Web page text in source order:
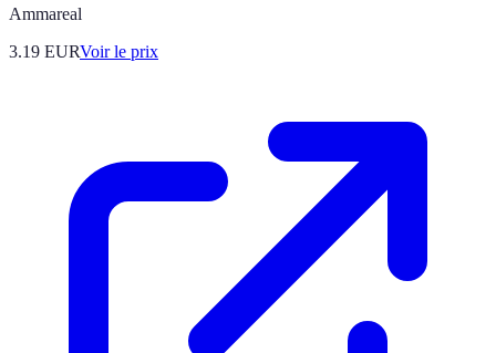
Ammareal
3.19 EURVoir le prix